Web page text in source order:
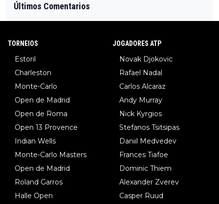
Últimos Comentarios
TORNEIOS
Estoril
Charleston
Monte-Carlo
Open de Madrid
Open de Roma
Open 13 Provence
Indian Wells
Monte-Carlo Masters
Open de Madrid
Roland Garros
Halle Open
JOGADORES ATP
Novak Djokovic
Rafael Nadal
Carlos Alcaraz
Andy Murray
Nick Kyrgios
Stefanos Tsitsipas
Daniil Medvedev
Frances Tiafoe
Dominic Thiem
Alexander Zverev
Casper Ruud